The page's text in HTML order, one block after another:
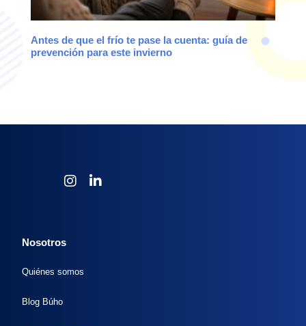
Antes de que el frío te pase la cuenta: guía de
prevención para este invierno
Nosotros
Quiénes somos
Blog Búho